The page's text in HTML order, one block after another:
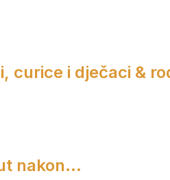
curice i dječaci &
nakon…